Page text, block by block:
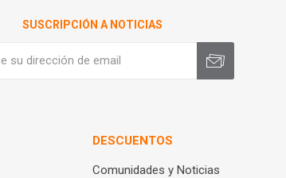
SUSCRIPCIÓN A NOTICIAS
DESCUENTOS
Comunidades y Noticias